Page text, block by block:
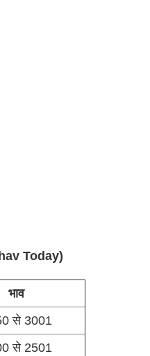
Today)
भाव
से 3001
से 2501